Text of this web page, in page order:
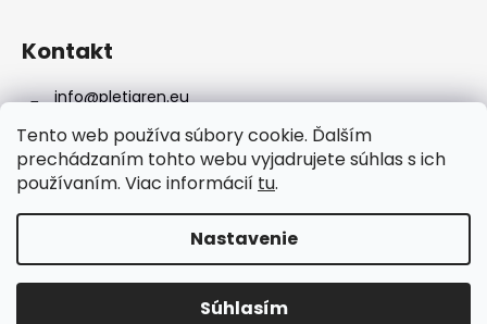
Tento web používa súbory cookie. Ďalším
prechádzaním tohto webu vyjadrujete súhlas s ich
používaním. Viac informácií tu.
Nastavenie
Súhlasím
Kontakt
info@pletiaren.eu
https://www.facebook.com/pletiarenjosefmudry
pletiaren
Copyright 2026PLETIAREŇ, s.r.o.. Všetky práva
vyhradené.